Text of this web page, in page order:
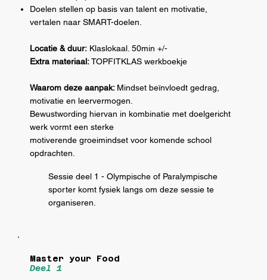
Doelen stellen op basis van talent en motivatie,
vertalen naar SMART-doelen.
Locatie & duur: Klaslokaal. 50min +/-
Extra materiaal:TOPFITKLAS werkboekje
Waarom deze aanpak: Mindset beïnvloedt gedrag,
motivatie en leervermogen.
Bewustwording hiervan in kombinatie met doelgericht
werk vormt een sterke
motiverende groeimindset voor komende school
opdrachten.
Sessie deel 1 - Olympische of Paralympische
sporter komt fysiek langs om deze sessie te
organiseren.
Master your Food
Deel 1